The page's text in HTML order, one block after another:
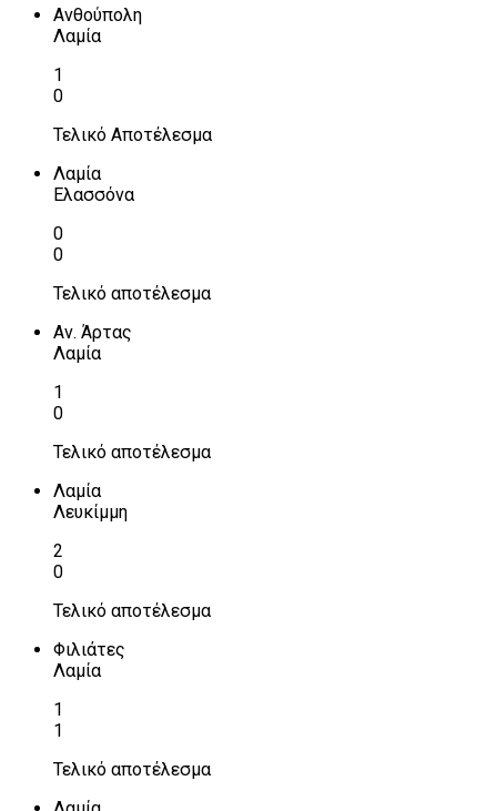
Ανθούπολη
Λαμία
1
0
Τελικό Αποτέλεσμα
Λαμία
Ελασσόνα
0
0
Τελικό αποτέλεσμα
Αν. Άρτας
Λαμία
1
0
Τελικό αποτέλεσμα
Λαμία
Λευκίμμη
2
0
Τελικό αποτέλεσμα
Φιλιάτες
Λαμία
1
1
Τελικό αποτέλεσμα